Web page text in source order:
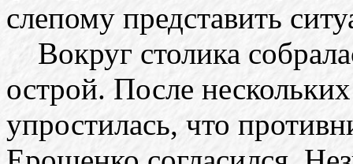
слепому представить
Вокруг столика
острой. После
упростилась, что